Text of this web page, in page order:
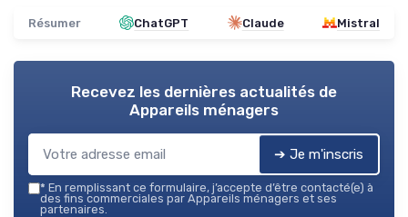
Résumer ChatGPT Claude Mistral
Recevez les dernières actualités de
Appareils ménagers
➔ Je m'inscris
* En remplissant ce formulaire, j’accepte d’être contacté(e) à
des fins commerciales par Appareils ménagers et ses
partenaires.